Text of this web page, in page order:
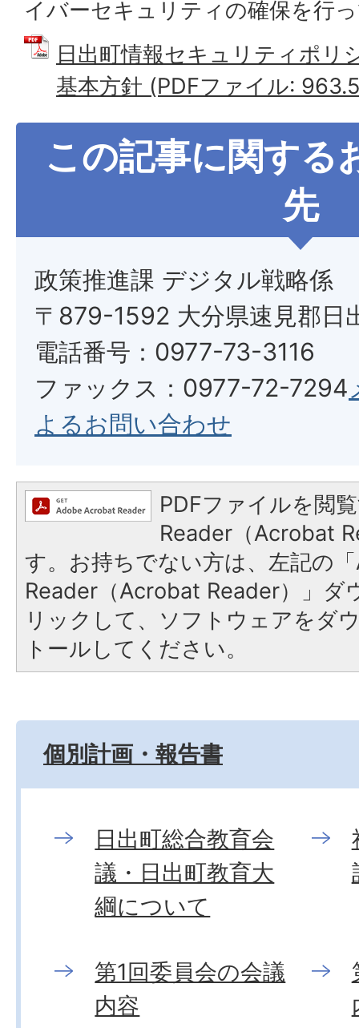
イバーセキュリティの確保を行
日出町情報セキュリティポリ
基本方針 (PDFファイル:
この記事に関する
先
政策推進課 デジタル戦略係
〒879-1592 大分県速見郡日
電話番号：0977-73-3116
ファックス：0977-72-7294
よるお問い合わせ
PDFファイルを閲
Reader（Acrobat
す。お持ちでない方は、左記の
Reader（Acrobat Reader）」ダ
リックして、ソフトウェアをダ
トールしてください。
個別計画・報告書
日出町総合教育会
議・日出町教育大
綱について
第1回委員会の会議
内容